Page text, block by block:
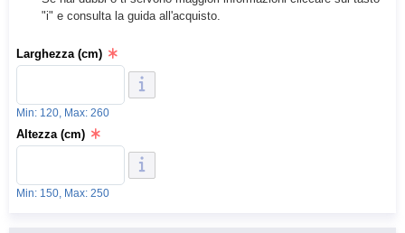
"i" e consulta la guida all'acquisto.
Larghezza (cm)
Min: 120, Max: 260
Altezza (cm)
Min: 150, Max: 250